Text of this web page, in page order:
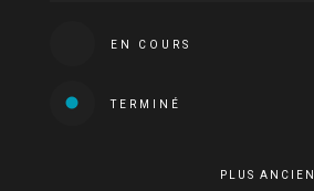
EN COURS
TERMINÉ
PLUS ANCIEN